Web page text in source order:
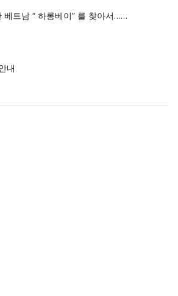
베트남 “ 하롱베이” 를 찾아서……
내